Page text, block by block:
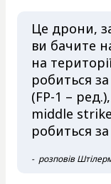
Це дрони,
ви бачите
на
робиться
(FP-1 –
middle
робиться
- розповів